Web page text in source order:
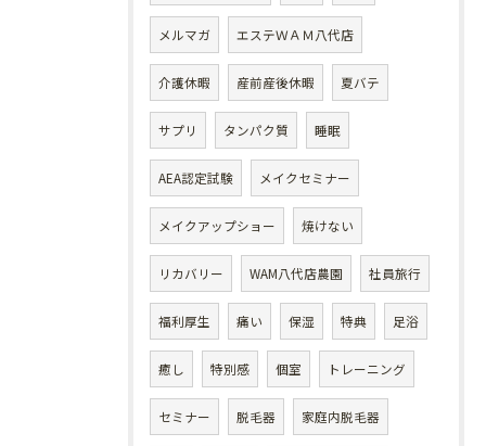
メルマガ エステＷＡＭ八代店
介護休暇 産前産後休暇 夏バテ
サプリ タンパク質 睡眠
AEA認定試験 メイクセミナー
メイクアップショー 焼けない
リカバリー WAM八代店農園 社員旅行
福利厚生 痛い 保湿 特典 足浴
癒し 特別感 個室 トレーニング
セミナー 脱毛器 家庭内脱毛器